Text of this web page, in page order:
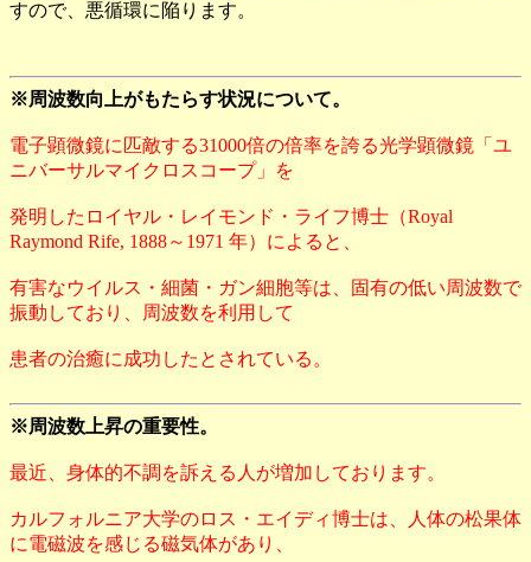
すので、悪循環に陥ります。
※周波数向上がもたらす状況について。
電子顕微鏡に匹敵する31000倍の倍率を誇る光学顕微鏡「ユ
ニバーサルマイクロスコープ」を
発明したロイヤル・レイモンド・ライフ博士（Royal
Raymond Rife, 1888～1971 年）によると、
有害なウイルス・細菌・ガン細胞等は、固有の低い周波数で
振動しており、周波数を利用して
患者の治癒に成功したとされている。
※周波数上昇の重要性。
最近、身体的不調を訴える人が増加しております。
カルフォルニア大学のロス・エイディ博士は、人体の松果体
に電磁波を感じる磁気体があり、